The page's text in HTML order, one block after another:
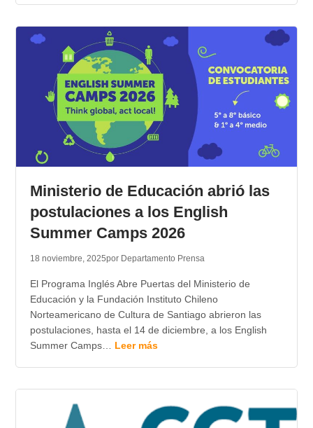
Ministerio de Educación abrió las
postulaciones a los English
Summer Camps 2026
18 noviembre, 2025por Departamento Prensa
El Programa Inglés Abre Puertas del Ministerio de
Educación y la Fundación Instituto Chileno
Norteamericano de Cultura de Santiago abrieron las
postulaciones, hasta el 14 de diciembre, a los English
Summer Camps… Leer más